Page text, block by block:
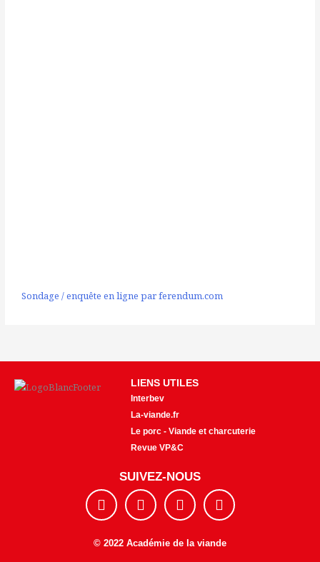
Sondage / enquête en ligne par ferendum.com
LIENS UTILES
Interbev
La-viande.fr
Le porc - Viande et charcuterie
Revue VP&C
SUIVEZ-NOUS
F
a
c
e
b
I
n
s
t
a
Y
o
u
t
u
E
n
v
e
l
© 2022 Académie de la viande